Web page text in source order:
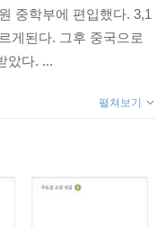
중학부에 편입했다. 3,1
게된다. 그후 중국으로
았다. ...
펼쳐보기